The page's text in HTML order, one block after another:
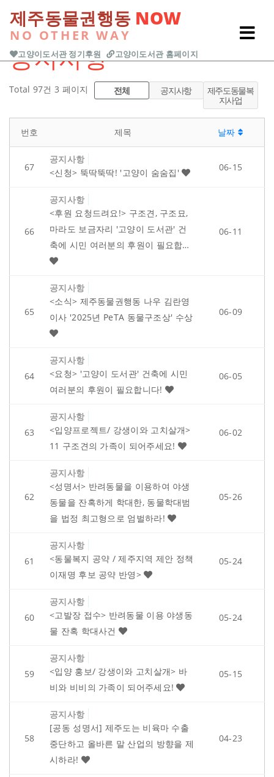
제주동물권행동 NOW
NO OTHER WAY
고양이도서관 정기후원 고양이도서관 홈페이지
Previous Next
공지사항
Total 97건 3 페이지 전체 공지사항
제주도동물복
지사업
번호 제목 날짜
67
공지사항
<신청> 뚝딱뚝딱! '고양이 숨숨집'
06-15
66
공지사항
<후원 요청드려요!> 구조견, 구조묘,
마라도 보금자리 '고양이 도서관' 건
축에 시민 여러분의 후원이 필요합…
06-11
65
공지사항
<소식> 제주동물권행동 나우 김란영
이사 '2025년 PeTA 동물구조상' 수상
06-09
64
공지사항
<요청> '고양이 도서관' 건축에 시민
여러분의 후원이 필요합니다!
06-05
63
공지사항
<입양프로젝트/ 강생이와 고치살개>
11 구조견의 가족이 되어주세요!
06-02
62
공지사항
<성명서> 반려동물을 이용하여 야생
동물을 잔혹하게 학대한, 동물학대범
을 법정 최고형으로 엄벌하라!
05-26
61
공지사항
<동물복지 공약 / 제주지역 제안 정책
이재명 후보 공약 반영>
05-24
60
공지사항
<고발장 접수> 반려동물 이용 야생동
물 잔혹 학대사건
05-24
59
공지사항
<입양 홍보/ 강생이와 고치살개> 바
비와 비비의 가족이 되어주세요!
05-15
58
공지사항
[공동 성명서] 제주도는 비육마 수출
중단하고 올바른 말 산업의 방향을 제
시하라!
04-23